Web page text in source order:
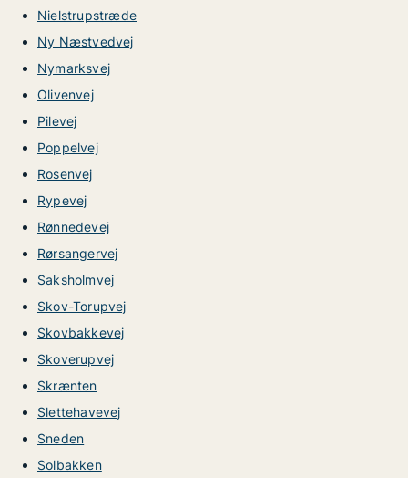
Nielstrupstræde
Ny Næstvedvej
Nymarksvej
Olivenvej
Pilevej
Poppelvej
Rosenvej
Rypevej
Rønnedevej
Rørsangervej
Saksholmvej
Skov-Torupvej
Skovbakkevej
Skoverupvej
Skrænten
Slettehavevej
Sneden
Solbakken